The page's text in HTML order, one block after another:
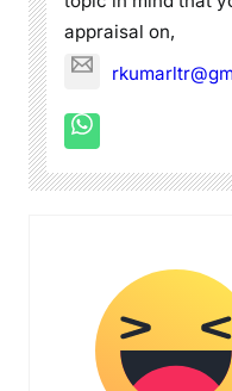
appraisal on,